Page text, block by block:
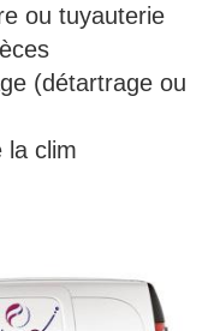
ou tuyauterie
(détartrage ou
la clim